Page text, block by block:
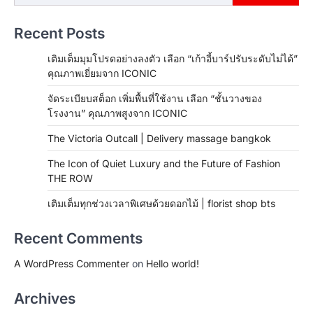
Recent Posts
เติมเต็มมุมโปรดอย่างลงตัว เลือก “เก้าอี้บาร์ปรับระดับไม่ได้”
คุณภาพเยี่ยมจาก ICONIC
จัดระเบียบสต็อก เพิ่มพื้นที่ใช้งาน เลือก “ชั้นวางของ
โรงงาน” คุณภาพสูงจาก ICONIC
The Victoria Outcall | Delivery massage bangkok
The Icon of Quiet Luxury and the Future of Fashion
THE ROW
เติมเต็มทุกช่วงเวลาพิเศษด้วยดอกไม้ | florist shop bts
Recent Comments
A WordPress Commenter on Hello world!
Archives